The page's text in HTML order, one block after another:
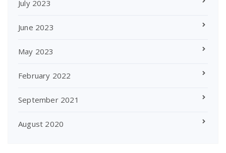
July 2023
June 2023
May 2023
February 2022
September 2021
August 2020